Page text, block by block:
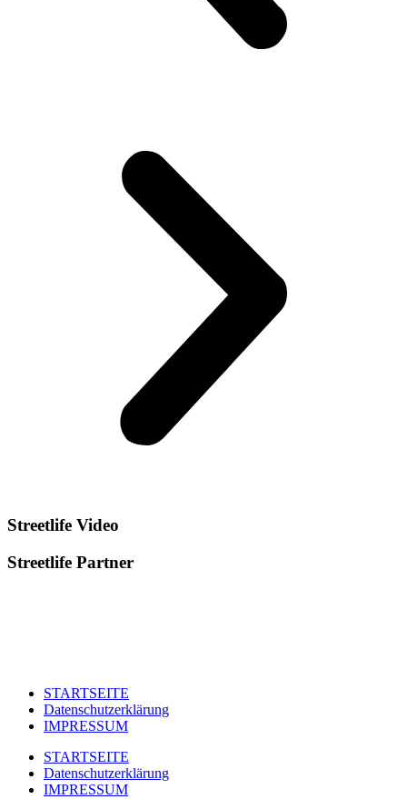
Streetlife Video
Streetlife Partner
STARTSEITE
Datenschutzerklärung
IMPRESSUM
STARTSEITE
Datenschutzerklärung
IMPRESSUM